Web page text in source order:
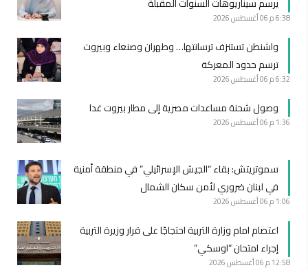
6:38 م 06 أغسطس 2026
واشنطن تستنزف ترسانتها… وطهران وصنعاء وبيروت
ترسم حدود المعركة
6:32 م 06 أغسطس 2026
وصول شحنة مساعدات مصرية إلى مطار بيروت غدا
1:36 م 06 أغسطس 2026
سموتريتش: بقاء “الجيش الإسرائيلي” في منطقة أمنية
في لبنان ضروري لأمن سكان الشمال
1:06 م 06 أغسطس 2026
اعتصام امام وزارة التربية احتجاجًا على قرار وزيرة التربية
إجراء امتحان “اوسكي”
12:58 م 06 أغسطس 2026